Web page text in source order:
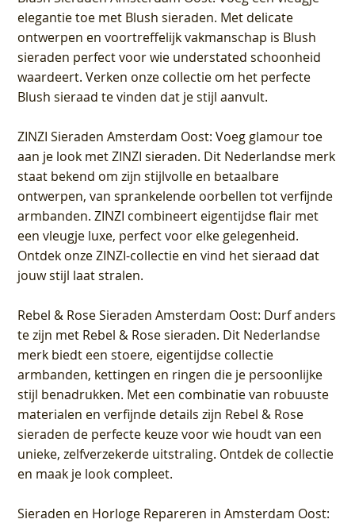
elegantie toe met Blush sieraden. Met delicate
ontwerpen en voortreffelijk vakmanschap is Blush
sieraden perfect voor wie understated schoonheid
waardeert. Verken onze collectie om het perfecte
Blush sieraad te vinden dat je stijl aanvult.
ZINZI Sieraden Amsterdam Oost: Voeg glamour toe
aan je look met ZINZI sieraden. Dit Nederlandse merk
staat bekend om zijn stijlvolle en betaalbare
ontwerpen, van sprankelende oorbellen tot verfijnde
armbanden. ZINZI combineert eigentijdse flair met
een vleugje luxe, perfect voor elke gelegenheid.
Ontdek onze ZINZI-collectie en vind het sieraad dat
jouw stijl laat stralen.
Rebel & Rose Sieraden Amsterdam Oost: Durf anders
te zijn met Rebel & Rose sieraden. Dit Nederlandse
merk biedt een stoere, eigentijdse collectie
armbanden, kettingen en ringen die je persoonlijke
stijl benadrukken. Met een combinatie van robuuste
materialen en verfijnde details zijn Rebel & Rose
sieraden de perfecte keuze voor wie houdt van een
unieke, zelfverzekerde uitstraling. Ontdek de collectie
en maak je look compleet.
Sieraden en Horloge Repareren in Amsterdam Oost: